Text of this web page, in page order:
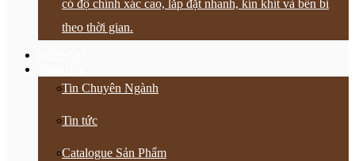
có độ chính xác cao, lắp đặt nhanh, kín khít và bền bỉ
theo thời gian.
Tin Chuyên Ngành
Tin tức
Catalogue Sản Phẩm